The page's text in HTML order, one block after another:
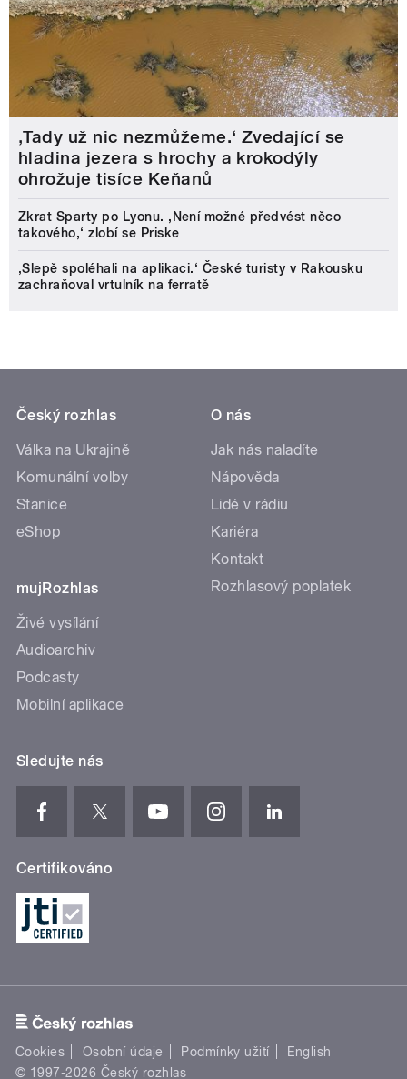
‚Tady už nic nezmůžeme.‘ Zvedající se
hladina jezera s hrochy a krokodýly
ohrožuje tisíce Keňanů
Zkrat Sparty po Lyonu. ,Není možné předvést něco
takového,‘ zlobí se Priske
‚Slepě spoléhali na aplikaci.‘ České turisty v Rakousku
zachraňoval vrtulník na ferratě
Český rozhlas
Válka na Ukrajině
Komunální volby
Stanice
eShop
mujRozhlas
Živé vysílání
Audioarchiv
Podcasty
Mobilní aplikace
O nás
Jak nás naladíte
Nápověda
Lidé v rádiu
Kariéra
Kontakt
Rozhlasový poplatek
Sledujte nás
Certifikováno
Cookies Osobní údaje Podmínky užití
English
© 1997-2026 Český rozhlas